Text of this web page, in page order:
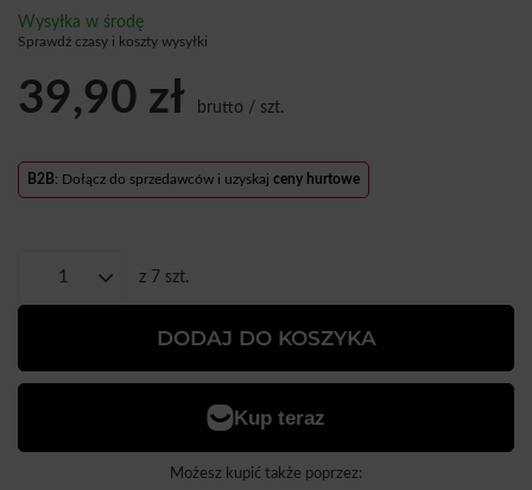
Wysyłka w środę
Sprawdź czasy i koszty wysyłki
39,90 zł brutto / szt.
B2B: Dołącz do sprzedawców i uzyskaj ceny hurtowe
z 7 szt.
DODAJ DO KOSZYKA
Możesz kupić także poprzez: